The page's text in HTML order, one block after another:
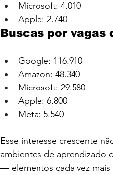
Microsoft: 4.010
Apple: 2.740
Buscas por vagas
Google: 116.910
Amazon: 48.340
Microsoft: 29.580
Apple: 6.800
Meta: 5.540
Esse interesse crescente
ambientes de aprendizado
— elementos cada vez mais